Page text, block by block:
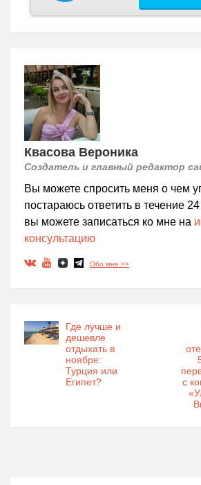
Квасова Вероника
Создатель и главный редактор
Вы можете спросить меня о чем
постараюсь ответить в течение
вы можете записаться ко мне на
консультацию
Обо мне >>
Где лучше и
дешевле
отдыхать в
ноябре:
Турция или
Египет?
с